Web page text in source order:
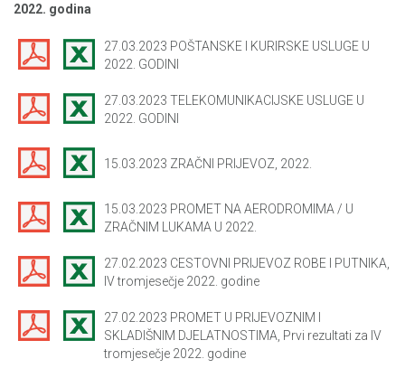
2022. godina
27.03.2023 POŠTANSKE I KURIRSKE USLUGE U
2022. GODINI
27.03.2023 TELEKOMUNIKACIJSKE USLUGE U
2022. GODINI
15.03.2023 ZRAČNI PRIJEVOZ, 2022.
15.03.2023 PROMET NA AERODROMIMA / U
ZRAČNIM LUKAMA U 2022.
27.02.2023 CESTOVNI PRIJEVOZ ROBE I PUTNIKA,
IV tromjesečje 2022. godine
27.02.2023 PROMET U PRIJEVOZNIM I
SKLADIŠNIM DJELATNOSTIMA, Prvi rezultati za IV
tromjesečje 2022. godine